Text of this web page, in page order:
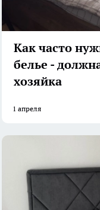
Как часто
белье -
хозяйка
1 апреля